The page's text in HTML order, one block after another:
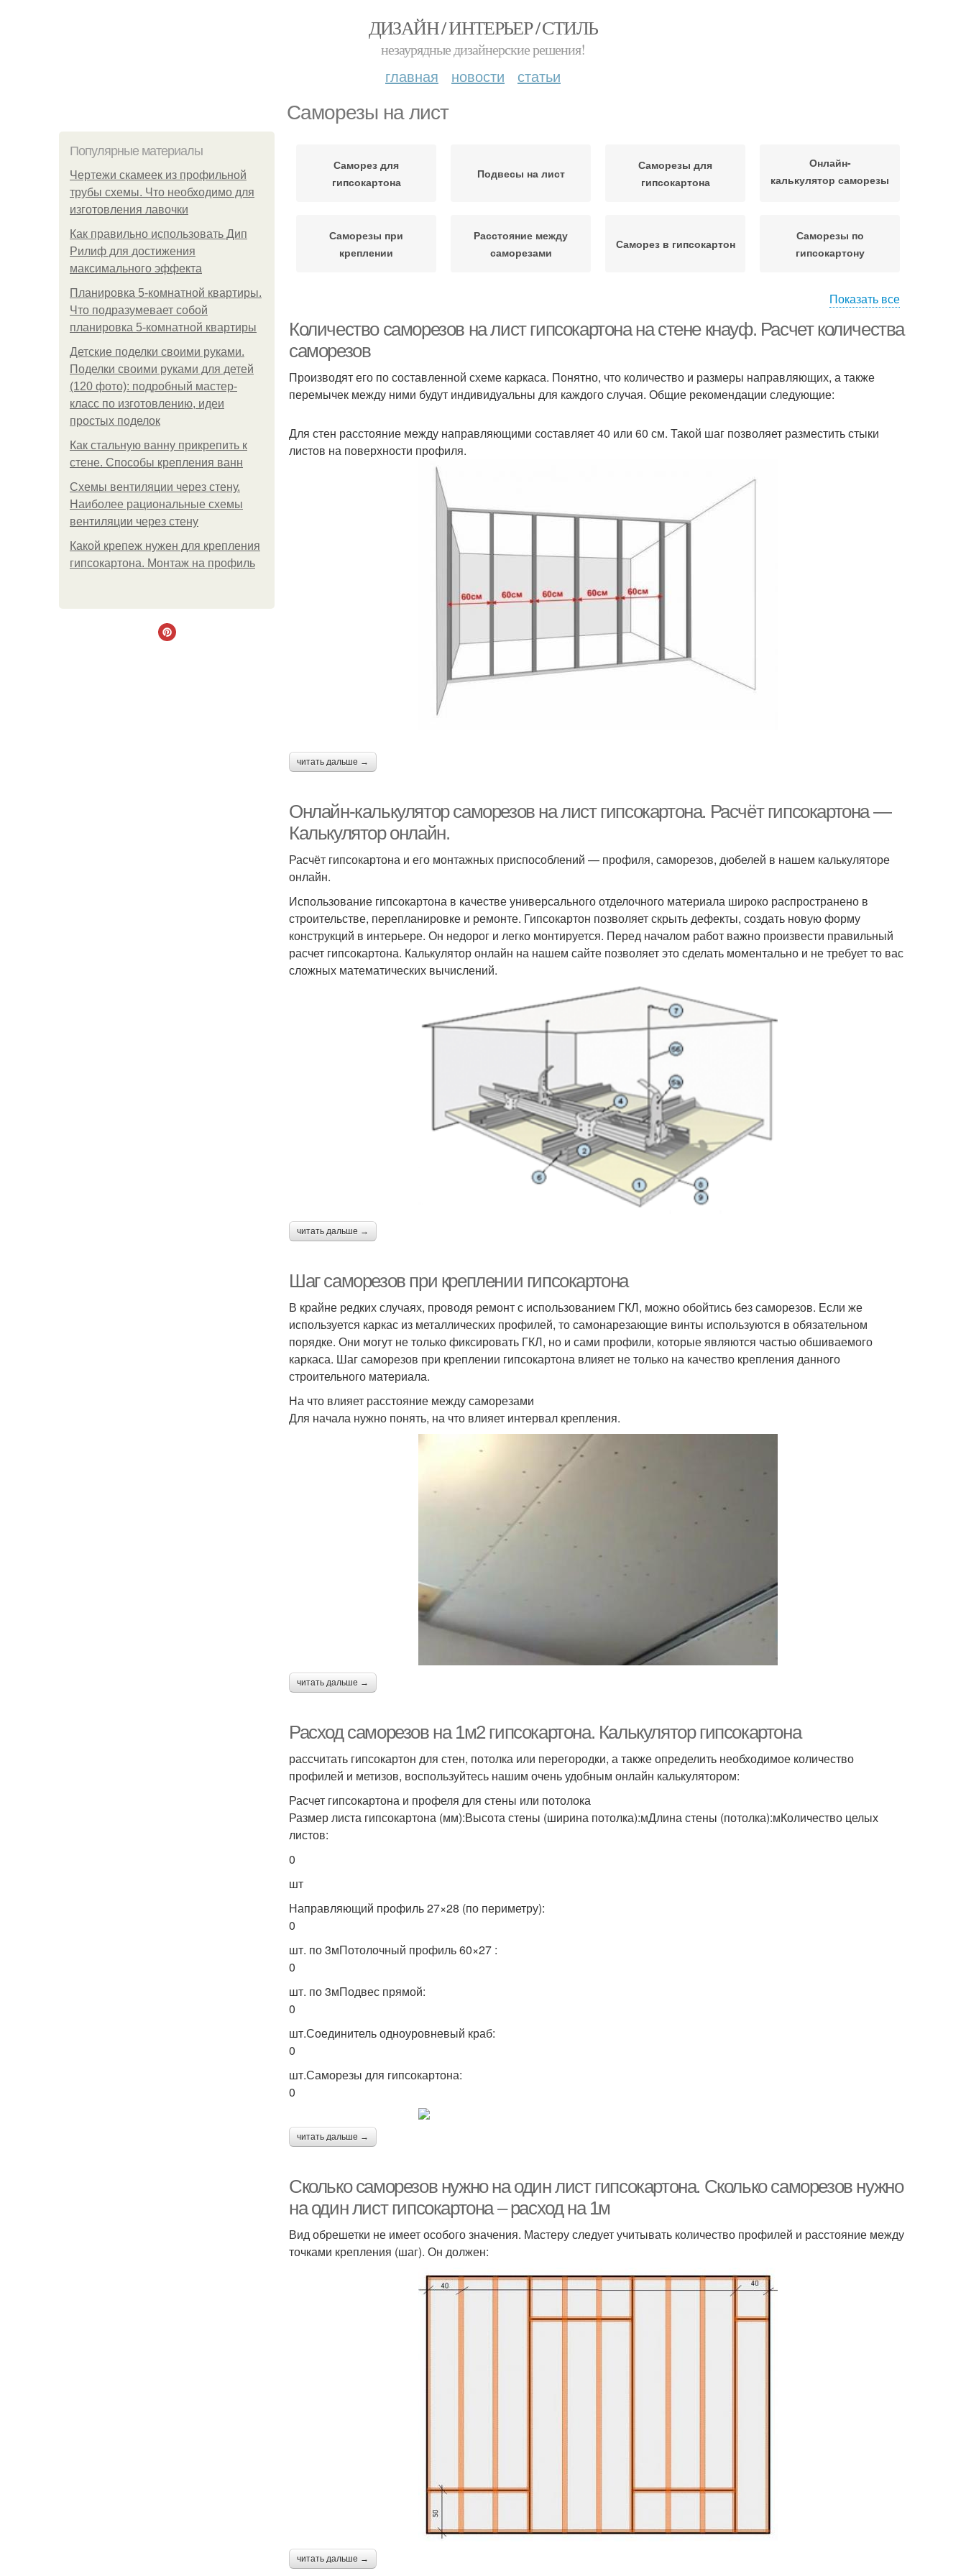
ДИЗАЙН / ИНТЕРЬЕР / СТИЛЬ
незаурядные дизайнерские решения!
главная новости статьи
Саморезы на лист
Популярные материалы
Чертежи скамеек из профильной
трубы схемы. Что необходимо для
изготовления лавочки
Как правильно использовать Дип
Рилиф для достижения
максимального эффекта
Планировка 5-комнатной квартиры.
Что подразумевает собой
планировка 5-комнатной квартиры
Детские поделки своими руками.
Поделки своими руками для детей
(120 фото): подробный мастер-
класс по изготовлению, идеи
простых поделок
Как стальную ванну прикрепить к
стене. Способы крепления ванн
Схемы вентиляции через стену.
Наиболее рациональные схемы
вентиляции через стену
Какой крепеж нужен для крепления
гипсокартона. Монтаж на профиль
Саморез для
гипсокартона
Подвесы на лист
Саморезы для
гипсокартона
Онлайн-
калькулятор саморезы
Саморезы при
креплении
Расстояние между
саморезами
Саморез в гипсокартон
Саморезы по
гипсокартону
прессшайбой
Саморезы для
крепления
Показать все
Количество саморезов на лист гипсокартона на стене кнауф. Расчет количества
саморезов
Производят его по составленной схеме каркаса. Понятно, что количество и размеры направляющих, а также
перемычек между ними будут индивидуальны для каждого случая. Общие рекомендации следующие:
Для стен расстояние между направляющими составляет 40 или 60 см. Такой шаг позволяет разместить стыки
листов на поверхности профиля.
читать дальше →
Онлайн-калькулятор саморезов на лист гипсокартона. Расчёт гипсокартона —
Калькулятор онлайн.
Расчёт гипсокартона и его монтажных приспособлений — профиля, саморезов, дюбелей в нашем калькуляторе
онлайн.
Использование гипсокартона в качестве универсального отделочного материала широко распространено в
строительстве, перепланировке и ремонте. Гипсокартон позволяет скрыть дефекты, создать новую форму
конструкций в интерьере. Он недорог и легко монтируется. Перед началом работ важно произвести правильный
расчет гипсокартона. Калькулятор онлайн на нашем сайте позволяет это сделать моментально и не требует то вас
сложных математических вычислений.
читать дальше →
Шаг саморезов при креплении гипсокартона
В крайне редких случаях, проводя ремонт с использованием ГКЛ, можно обойтись без саморезов. Если же
используется каркас из металлических профилей, то самонарезающие винты используются в обязательном
порядке. Они могут не только фиксировать ГКЛ, но и сами профили, которые являются частью обшиваемого
каркаса. Шаг саморезов при креплении гипсокартона влияет не только на качество крепления данного
строительного материала.
На что влияет расстояние между саморезами
Для начала нужно понять, на что влияет интервал крепления.
читать дальше →
Расход саморезов на 1м2 гипсокартона. Калькулятор гипсокартона
рассчитать гипсокартон для стен, потолка или перегородки, а также определить необходимое количество
профилей и метизов, воспользуйтесь нашим очень удобным онлайн калькулятором:
Расчет гипсокартона и профеля для стены или потолока
Размер листа гипсокартона (мм):Высота стены (ширина потолка):мДлина стены (потолка):мКоличество целых
листов:
0
шт
Направляющий профиль 27×28 (по периметру):
0
шт. по 3мПотолочный профиль 60×27 :
0
шт. по 3мПодвес прямой:
0
шт.Соединитель одноуровневый краб:
0
шт.Саморезы для гипсокартона:
0
читать дальше →
Cколько саморезов нужно на один лист гипсокартона. Сколько саморезов нужно
на один лист гипсокартона – расход на 1м
Вид обрешетки не имеет особого значения. Мастеру следует учитывать количество профилей и расстояние между
точками крепления (шаг). Он должен:
читать дальше →